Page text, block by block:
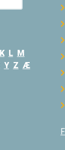
K L M
Y Z Æ